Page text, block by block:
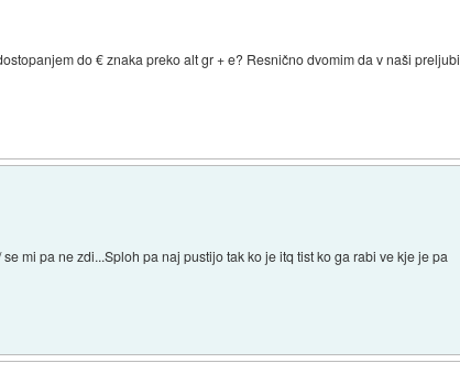
do € znaka preko alt gr + e? Resnično dvomim da v naši preljubi
mi pa ne zdi...Sploh pa naj pustijo tak ko je itq tist ko ga rabi ve kje je pa